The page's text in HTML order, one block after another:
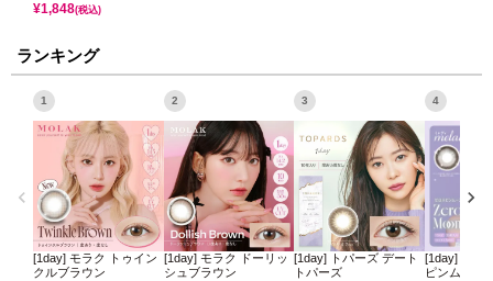
¥1,848(税込)
ランキング
1
[1day] モラク トゥイン
クルブラウン
2
[1day] モラク ドーリッ
シュブラウン
3
[1day] トパーズ デート
トパーズ
4
[1day] ミレ
ピンムーン